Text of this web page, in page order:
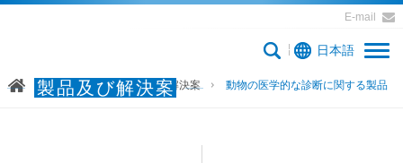
E-mail
日本語
製品及び解決案
ホームページ 製品及び解決案 動物の医学的な診断に関する製品